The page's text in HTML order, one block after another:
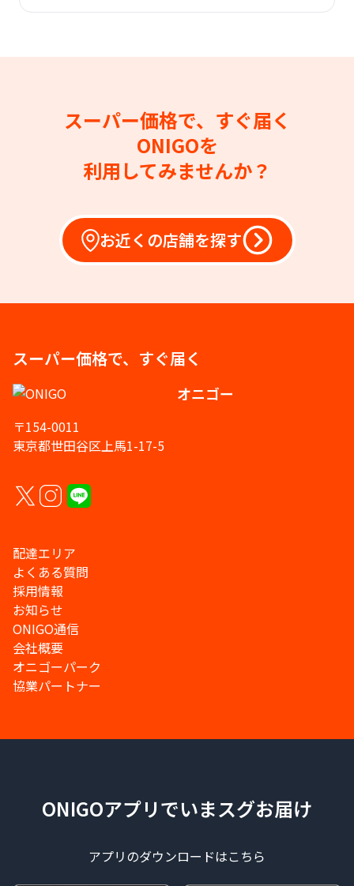
スーパー価格で、すぐ届く
ONIGOを
利用してみませんか？
お近くの店舗を探す
スーパー価格で、すぐ届く
オニゴー
〒154-0011
東京都世田谷区上馬1-17-5
配達エリア
よくある質問
採用情報
お知らせ
ONIGO通信
会社概要
オニゴーパーク
協業パートナー
ONIGOアプリでいまスグお届け
アプリのダウンロードはこちら